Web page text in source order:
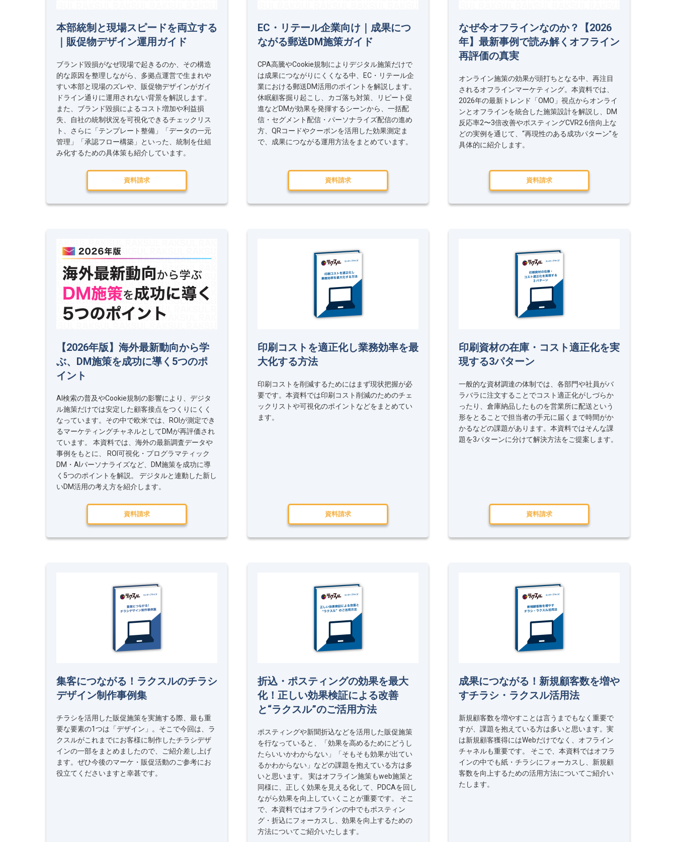
本部統制と現場スピードを両立する
｜販促物デザイン運用ガイド
ブランド毀損がなぜ現場で起きるのか、その構造
的な原因を整理しながら、多拠点運営で生まれや
すい本部と現場のズレや、販促物デザインがガイ
ドライン通りに運用されない背景を解説します。
また、ブランド毀損によるコスト増加や利益損
失、自社の統制状況を可視化できるチェックリス
ト、さらに「テンプレート整備」「データの一元
管理」「承認フロー構築」といった、統制を仕組
み化するための具体策も紹介しています。
資料請求
EC・リテール企業向け｜成果につ
ながる郵送DM施策ガイド
CPA高騰やCookie規制によりデジタル施策だけで
は成果につながりにくくなる中、EC・リテール企
業における郵送DM活用のポイントを解説します。
休眠顧客掘り起こし、カゴ落ち対策、リピート促
進などDMが効果を発揮するシーンから、一括配
信・セグメント配信・パーソナライズ配信の進め
方、QRコードやクーポンを活用した効果測定ま
で、成果につながる運用方法をまとめています。
資料請求
なぜ今オフラインなのか？【2026
年】最新事例で読み解くオフライン
再評価の真実
オンライン施策の効果が頭打ちとなる中、再注目
されるオフラインマーケティング。本資料では、
2026年の最新トレンド「OMO」視点からオンライ
ンとオフラインを統合した施策設計を解説し、DM
反応率2〜3倍改善やポスティングCVR2.6倍向上な
どの実例を通じて、“再現性のある成功パターン”を
具体的に紹介します。
資料請求
【2026年版】海外最新動向から学
ぶ、DM施策を成功に導く5つのポ
イント
AI検索の普及やCookie規制の影響により、デジタ
ル施策だけでは安定した顧客接点をつくりにくく
なっています。その中で欧米では、ROIが測定でき
るマーケティングチャネルとしてDMが再評価され
ています。 本資料では、海外の最新調査データや
事例をもとに、 ROI可視化・プログラマティック
DM・AIパーソナライズなど、DM施策を成功に導
く5つのポイントを解説。 デジタルと連動した新し
いDM活用の考え方を紹介します。
資料請求
印刷コストを適正化し業務効率を最
大化する方法
印刷コストを削減するためにはまず現状把握が必
要です。本資料では印刷コスト削減のためのチェ
ックリストや可視化のポイントなどをまとめてい
ます。
資料請求
印刷資材の在庫・コスト適正化を実
現する3パターン
一般的な資材調達の体制では、各部門や社員がバ
ラバラに注文することでコスト適正化がしづらか
ったり、倉庫納品したものを営業所に配送という
形をとることで担当者の手元に届くまで時間がか
かるなどの課題があります。本資料ではそんな課
題を3パターンに分けて解決方法をご提案します。
資料請求
集客につながる！ラクスルのチラシ
デザイン制作事例集
チラシを活用した販促施策を実施する際、最も重
要な要素の1つは「デザイン」。そこで今回は、ラ
クスルがこれまでにお客様に制作したチラシデザ
インの一部をまとめましたので、ご紹介差し上げ
ます。ぜひ今後のマーケ・販促活動のご参考にお
役立てくださいますと幸甚です。
折込・ポスティングの効果を最大
化！正しい効果検証による改善
と“ラクスル”のご活用方法
ポスティングや新聞折込などを活用した販促施策
を行なっていると、「効果を高めるためにどうし
たらいいかわからない」「そもそも効果が出てい
るかわからない」などの課題を抱えている方は多
いと思います。 実はオフライン施策もweb施策と
同様に、正しく効果を見える化して、PDCAを回し
ながら効果を向上していくことが重要です。 そこ
で、本資料ではオフラインの中でもポスティン
グ・折込にフォーカスし、効果を向上するための
方法についてご紹介いたします。
成果につながる！新規顧客数を増や
すチラシ・ラクスル活用法
新規顧客数を増やすことは言うまでもなく重要で
すが、課題を抱えている方は多いと思います。実
は新規顧客獲得にはWebだけでなく、オフライン
チャネルも重要です。 そこで、本資料ではオフラ
インの中でも紙・チラシにフォーカスし、新規顧
客数を向上するための活用方法についてご紹介い
たします。